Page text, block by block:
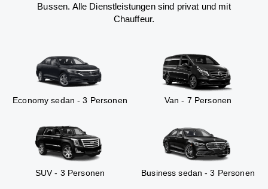
Bussen. Alle Dienstleistungen sind privat und mit
Chauffeur.
Economy sedan - 3 Personen Van - 7 Personen
SUV - 3 Personen Business sedan - 3 Personen